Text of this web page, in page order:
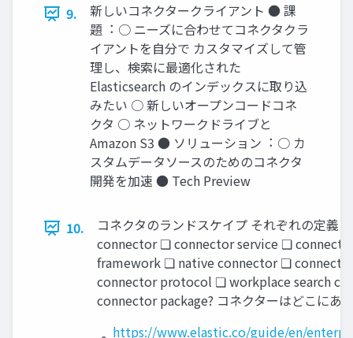
9.
新しいコネクタークライアント ● 課
題︓ ○ ニーズに合わせてコネクタクラ
イアントを⾃分で カスタマイズして管
理し、検索に最適化された
Elasticsearch のインデックスに取り込
みたい ○ 新しいオープンコードコネ
クタ ○ ネットワークドライブと
Amazon S3 ● ソリューション︓ ○ カ
スタムデータソースのためのコネクタ
開発を加速 ● Tech Preview
10.
コネクタのランドスケイプ それぞれの定義
connector ❏ connector service ❏
framework ❏ native connector ❏
connector protocol ❏ workplace search
connector package? コネクターはどこにあ
https://www.elastic.co/guide/en/